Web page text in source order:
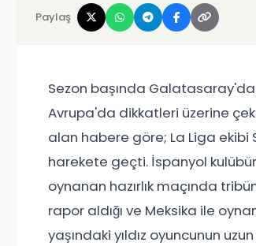
Paylaş
Sezon başında
Avrupa'da dikkatleri üzerine
alan habere göre; La Liga
harekete geçti. İspanyol
oynanan hazırlık maçında
rapor aldığı ve Meksika ile
yaşındaki yıldız oyuncunun